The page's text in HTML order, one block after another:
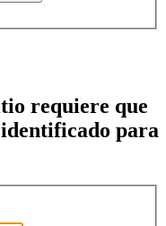
requiere que
para